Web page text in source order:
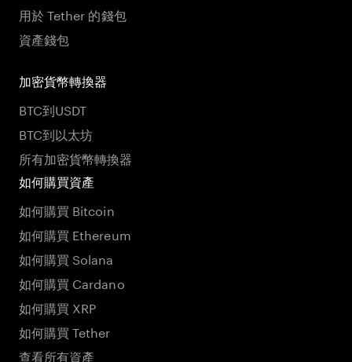
用於 Tether 的錢包
資產錢包
加密貨幣轉換器
BTC到USDT
BTC到以太坊
所有加密貨幣轉換器
如何購買資產
如何購買 Bitcoin
如何購買 Ethereum
如何購買 Solana
如何購買 Cardano
如何購買 XRP
如何購買 Tether
查看所有資產